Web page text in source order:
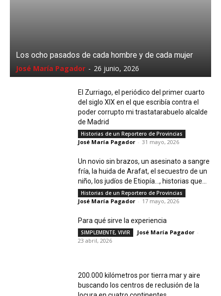
Los ocho pasados de cada hombre y de cada mujer
José María Pagador - 26 junio, 2026
El Zurriago, el periódico del primer cuarto
del siglo XIX en el que escribía contra el
poder corrupto mi trastatarabuelo alcalde
de Madrid
Historias de un Reportero de Provincias
José María Pagador - 31 mayo, 2026
Un novio sin brazos, un asesinato a sangre
fría, la huida de Arafat, el secuestro de un
niño, los judíos de Etiopía…, historias que...
Historias de un Reportero de Provincias
José María Pagador - 17 mayo, 2026
Para qué sirve la experiencia
SIMPLEMENTE, VIVIR José María Pagador -
23 abril, 2026
200.000 kilómetros por tierra mar y aire
buscando los centros de reclusión de la